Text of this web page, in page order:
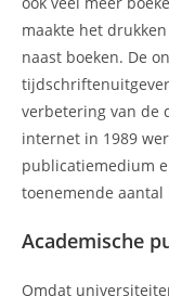
maakte het
naast boeken. De
verbetering van de
internet in 1989
publicatiemedium
toenemende aantal
Academische
Omdat